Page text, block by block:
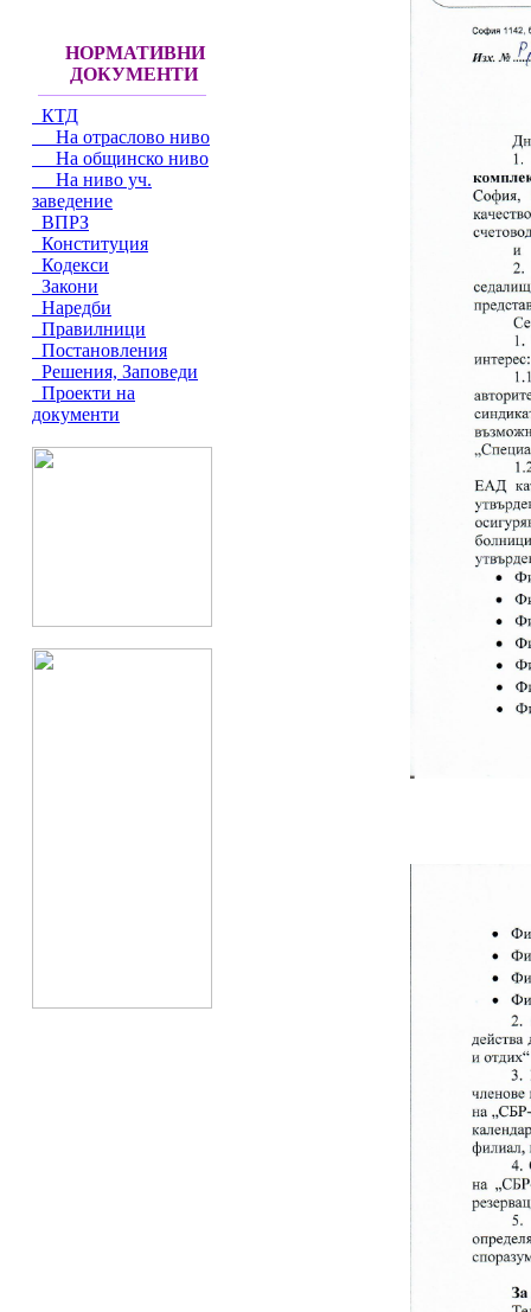
НОРМАТИВНИ
ДОКУМЕНТИ
КТД
На отраслово ниво
На общинско ниво
На ниво уч.
заведение
ВПРЗ
Конституция
Кодекси
Закони
Наредби
Правилници
Постановления
Решения, Заповеди
Проекти на
документи